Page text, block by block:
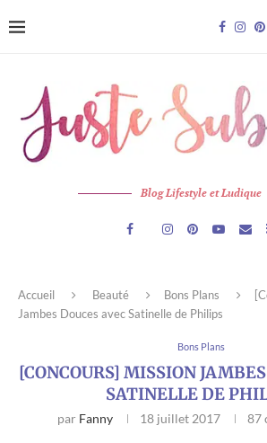
Blog Lifestyle et Ludique
Accueil Beauté Bons Plans
Jambes Douces avec Satinelle de Philips
Bons Plans
[CONCOURS] MISSION
SATINELLE DE
par Fanny 18 juillet 2017 87